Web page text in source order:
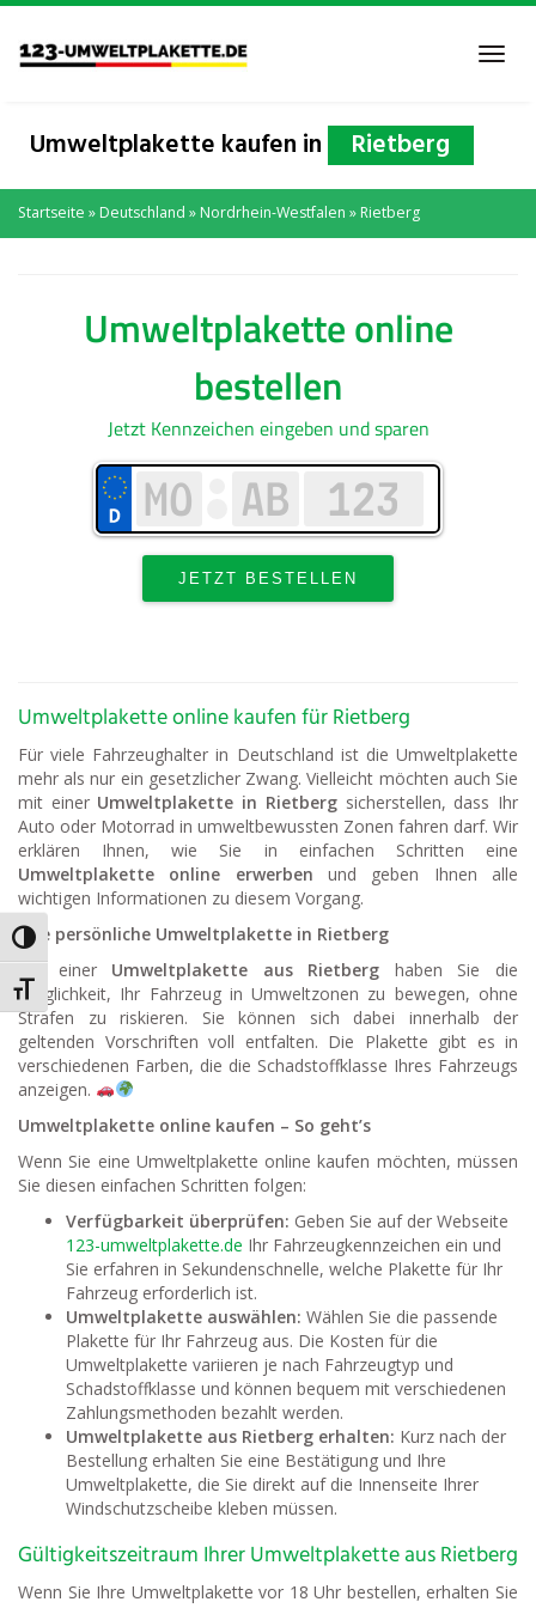
Umschalten auf hohe Kontraste
Schrift vergrößern
Skip
main
Umweltplakette kaufen in Rietberg
Startseite » Deutschland » Nordrhein-Westfalen » Rietberg
Umweltplakette online kaufen für Rietberg
Für viele Fahrzeughalter in Deutschland ist die Umweltplakette
mehr als nur ein gesetzlicher Zwang. Vielleicht möchten auch Sie
mit einer Umweltplakette in Rietbergsicherstellen, dass Ihr
Auto oder Motorrad in umweltbewussten Zonen fahren darf. Wir
erklären Ihnen, wie Sie in einfachen Schritten eine
Umweltplakette online erwerben und geben Ihnen alle
wichtigen Informationen zu diesem Vorgang.
Ihre persönliche Umweltplakette in Rietberg
Mit einer Umweltplakette aus Rietberg haben Sie die
Möglichkeit, Ihr Fahrzeug in Umweltzonen zu bewegen, ohne
Strafen zu riskieren. Sie können sich dabei innerhalb der
geltenden Vorschriften voll entfalten. Die Plakette gibt es in
verschiedenen Farben, die die Schadstoffklasse Ihres Fahrzeugs
anzeigen.
Umweltplakette online kaufen – So geht’s
Wenn Sie eine Umweltplakette online kaufen möchten, müssen
Sie diesen einfachen Schritten folgen:
Verfügbarkeit überprüfen: Geben Sie auf der Webseite
123-umweltplakette.de Ihr Fahrzeugkennzeichen ein und
Sie erfahren in Sekundenschnelle, welche Plakette für Ihr
Fahrzeug erforderlich ist.
Umweltplakette auswählen: Wählen Sie die passende
Plakette für Ihr Fahrzeug aus. Die Kosten für die
Umweltplakette variieren je nach Fahrzeugtyp und
Schadstoffklasse und können bequem mit verschiedenen
Zahlungsmethoden bezahlt werden.
Umweltplakette aus Rietberg erhalten: Kurz nach der
Bestellung erhalten Sie eine Bestätigung und Ihre
Umweltplakette, die Sie direkt auf die Innenseite Ihrer
Windschutzscheibe kleben müssen.
Gültigkeitszeitraum Ihrer Umweltplakette aus Rietberg
Wenn Sie Ihre Umweltplakette vor 18 Uhr bestellen, erhalten Sie